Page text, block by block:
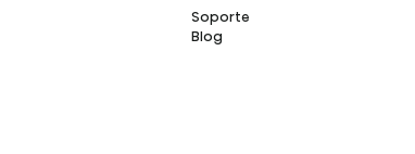
Soporte
Blog